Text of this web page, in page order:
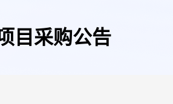
目采购公告